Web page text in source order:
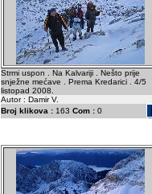
Strmi uspon . Na Kalvariji . Nešto prije
snježne mećave . Prema Kredarici . 4/5
listopad 2008.
Autor : Damir V.
Broj klikova :163 Com :0